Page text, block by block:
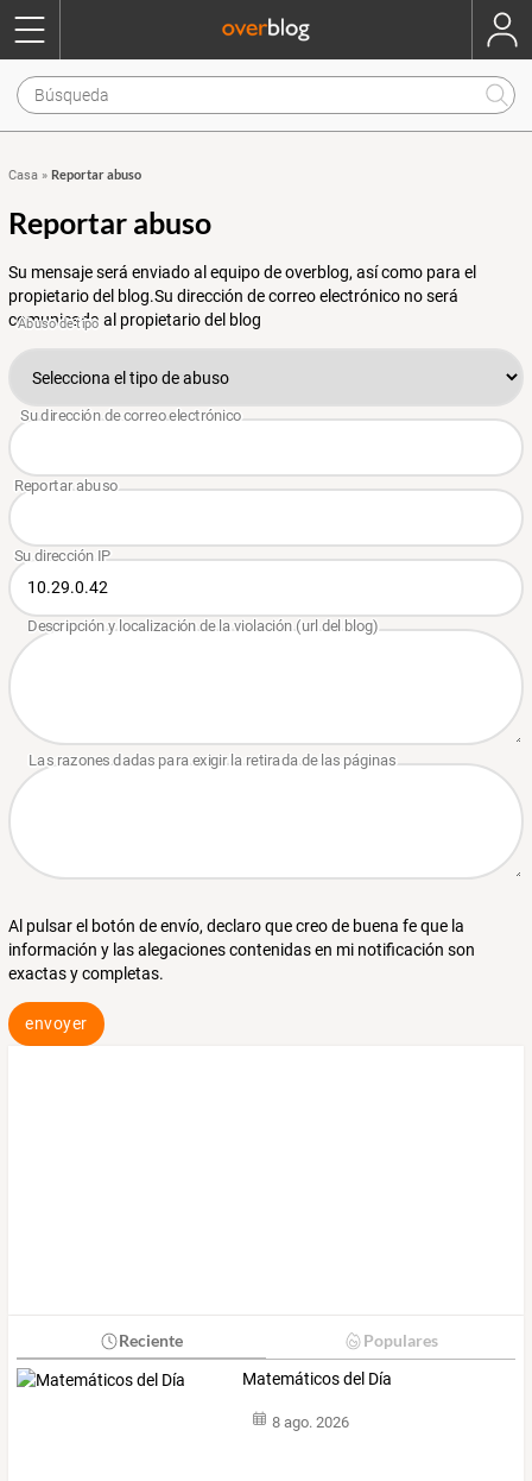
Casa » Reportar abuso
Reportar abuso
Su mensaje será enviado al equipo de overblog, así como para el
propietario del blog.Su dirección de correo electrónico no será
comunicada al propietario del blog
Al pulsar el botón de envío, declaro que creo de buena fe que la
información y las alegaciones contenidas en mi notificación son
exactas y completas.
envoyer
Reciente Populares
Matemáticos del Día
8 ago. 2026